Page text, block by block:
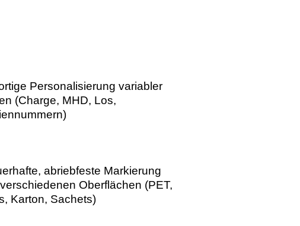
Sofortige Personalisierung variabler
Dauerhafte, abriebfeste Markierung